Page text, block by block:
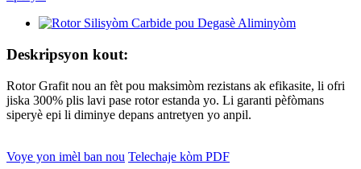
Deskripsyon kout:
Rotor Grafit nou an fèt pou maksimòm rezistans ak efikasite, li ofri
jiska 300% plis lavi pase rotor estanda yo. Li garanti pèfòmans
siperyè epi li diminye depans antretyen yo anpil.
Voye yon imèl ban nou Telechaje kòm PDF